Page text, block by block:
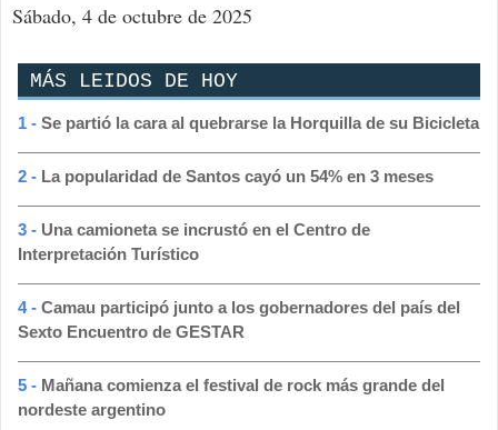
Sábado, 4 de octubre de 2025
MÁS LEIDOS DE HOY
1 - Se partió la cara al quebrarse la Horquilla de su Bicicleta
2 - La popularidad de Santos cayó un 54% en 3 meses
3 - Una camioneta se incrustó en el Centro de
Interpretación Turístico
4 - Camau participó junto a los gobernadores del país del
Sexto Encuentro de GESTAR
5 - Mañana comienza el festival de rock más grande del
nordeste argentino